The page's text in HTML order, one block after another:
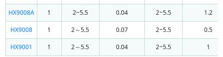
HX9008A 1 2~5.5 0.04 2~5.5 1.2
HX9008 1 2～5.5 0.07 2~5.5 0.5
HX9001 1 2～5.5 0.04 2~5.5 1